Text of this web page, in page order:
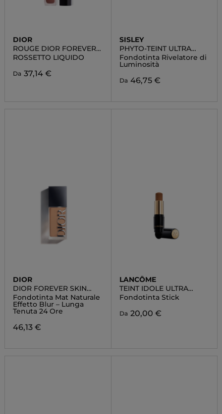
DIOR
ROUGE DIOR FOREVER
LIQUID
ROSSETTO LIQUIDO
Da 37,14 €
SISLEY
PHYTO-TEINT ULTRA
ÉCLAT
Fondotinta Rivelatore di
Luminosità
Da 46,75 €
DIOR
DIOR FOREVER SKIN
WEAR
Fondotinta Mat Naturale
Effetto Blur – Lunga
Tenuta 24 Ore
46,13 €
LANCÔME
TEINT IDOLE ULTRA
WEAR
Fondotinta Stick
Da 20,00 €